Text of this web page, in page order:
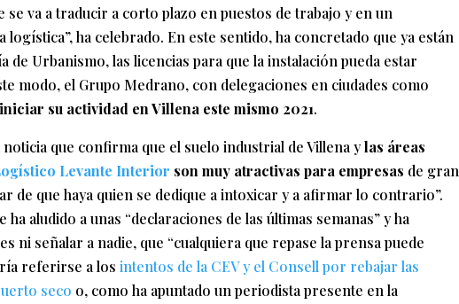
se va a traducir a corto plazo en puestos de trabajo y en un
ha celebrado. En este sentido, ha concretado que ya están
de Urbanismo, las licencias para que la instalación pueda estar
modo, el Grupo Medrano, con delegaciones en ciudades como
su actividad en Villena este mismo 2021.
que confirma que el suelo industrial de Villena ylas áreas
Levante Interior son muy atractivas para empresas de gran
de que haya quien se dedique a intoxicar y a afirmar lo contrario”.
aludido a unas “declaraciones de las últimas semanas” y ha
ni señalar a nadie, que “cualquiera que repase la prensa puede
referirse a losintentos de la CEV y el Consell por rebajar las
seco o, como ha apuntado un periodista presente en la